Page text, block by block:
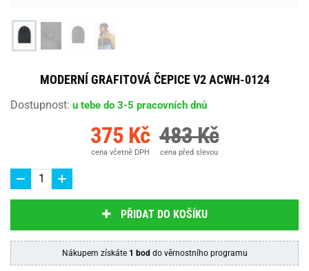
MODERNÍ GRAFITOVÁ ČEPICE V2 ACWH-0124
Dostupnost: u tebe do 3-5 pracovních dnů
375 Kč
cena včetně DPH
483 Kč
cena před slevou
PŘIDAT DO KOŠÍKU
Nákupem získáte 1 bod do věrnostního programu